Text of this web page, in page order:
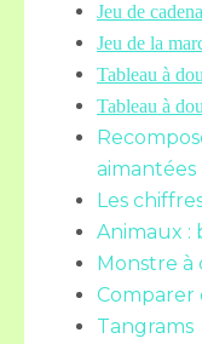
Jeu de
Jeu de la
Tableau à
Tableau à
aimantées
Les
Animaux :
Monstre à
Comparer
Tangrams